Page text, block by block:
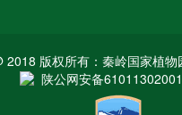
2018 版权所有：秦岭国家植
陕公网安备